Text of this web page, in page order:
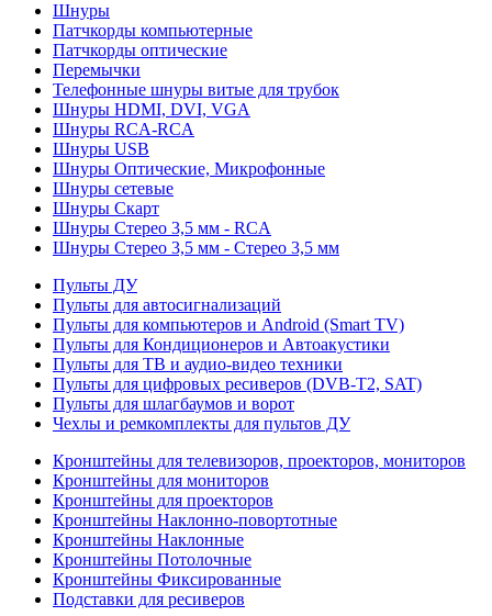
Шнуры
Патчкорды компьютерные
Патчкорды оптические
Перемычки
Телефонные шнуры витые для трубок
Шнуры HDMI, DVI, VGA
Шнуры RCA-RCA
Шнуры USB
Шнуры Оптические, Микрофонные
Шнуры сетевые
Шнуры Скарт
Шнуры Стерео 3,5 мм - RCA
Шнуры Стерео 3,5 мм - Стерео 3,5 мм
Пульты ДУ
Пульты для автосигнализаций
Пульты для компьютеров и Android (Smart TV)
Пульты для Кондиционеров и Автоакустики
Пульты для ТВ и аудио-видео техники
Пульты для цифровых ресиверов (DVB-T2, SAT)
Пульты для шлагбаумов и ворот
Чехлы и ремкомплекты для пультов ДУ
Кронштейны для телевизоров, проекторов, мониторов
Кронштейны для мониторов
Кронштейны для проекторов
Кронштейны Наклонно-повортотные
Кронштейны Наклонные
Кронштейны Потолочные
Кронштейны Фиксированные
Подставки для ресиверов